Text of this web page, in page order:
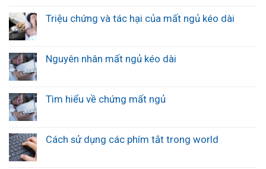
Triệu chứng và tác hại của mất ngủ kéo dài
Nguyên nhân mất ngủ kéo dài
Tìm hiểu về chứng mất ngủ
Cách sử dụng các phím tắt trong world